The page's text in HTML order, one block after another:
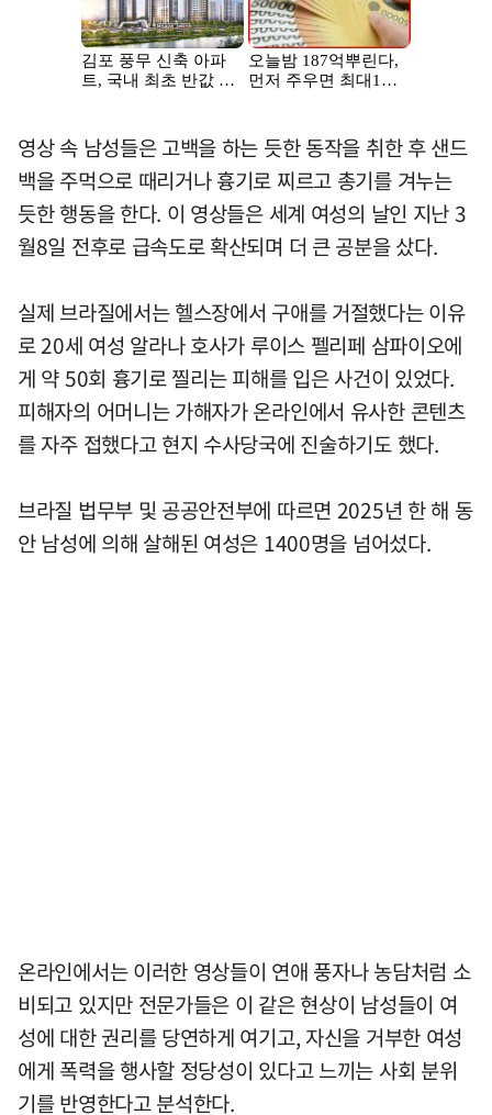
영상 속 남성들은 고백을 하는 듯한 동작을 취한 후 샌드
백을 주먹으로 때리거나 흉기로 찌르고 총기를 겨누는
듯한 행동을 한다. 이 영상들은 세계 여성의 날인 지난 3
월8일 전후로 급속도로 확산되며 더 큰 공분을 샀다.
실제 브라질에서는 헬스장에서 구애를 거절했다는 이유
로 20세 여성 알라나 호사가 루이스 펠리페 삼파이오에
게 약 50회 흉기로 찔리는 피해를 입은 사건이 있었다.
피해자의 어머니는 가해자가 온라인에서 유사한 콘텐츠
를 자주 접했다고 현지 수사당국에 진술하기도 했다.
브라질 법무부 및 공공안전부에 따르면 2025년 한 해 동
안 남성에 의해 살해된 여성은 1400명을 넘어섰다.
온라인에서는 이러한 영상들이 연애 풍자나 농담처럼 소
비되고 있지만 전문가들은 이 같은 현상이 남성들이 여
성에 대한 권리를 당연하게 여기고, 자신을 거부한 여성
에게 폭력을 행사할 정당성이 있다고 느끼는 사회 분위
기를 반영한다고 분석한다.